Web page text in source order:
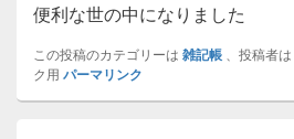
便利な世の中になりました
この投稿のカテゴリーは 雑記帳 、投稿者は
ク用 パーマリンク